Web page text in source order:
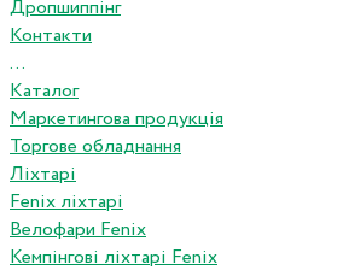
Дропшиппінг
Контакти
...
Каталог
Маркетингова продукція
Торгове обладнання
Ліхтарі
Fenix ліхтарі
Велофари Fenix
Кемпінгові ліхтарі Fenix